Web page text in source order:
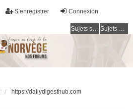
Connexion
S’enregistrer
Sujets sans réponse Sujets actifs
https://dailydigesthub.com